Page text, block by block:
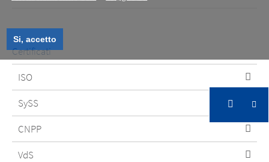
Si, accetto
Certificati
ISO
SySS
CNPP
VdS